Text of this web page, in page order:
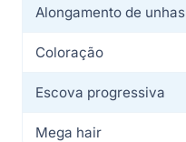
Alongamento de unhas
Coloração
Escova progressiva
Mega hair